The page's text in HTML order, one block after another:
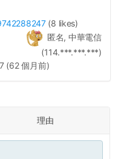
(8 likes)
匿名, 中華電信
(114.***.***.***)
(62 個月前)
理由